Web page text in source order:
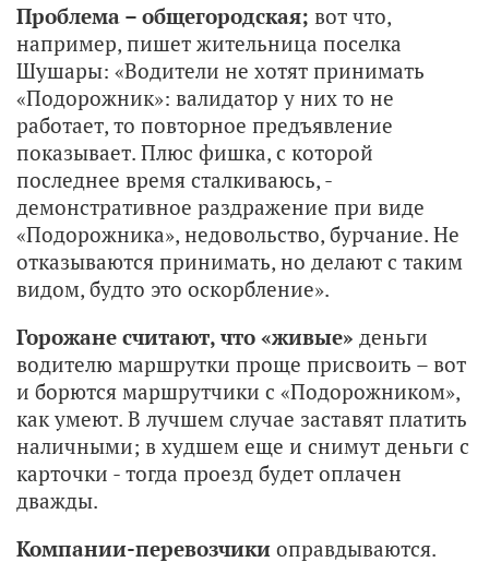
Проблема – общегородская; вот что,
например, пишет жительница поселка
Шушары: «Водители не хотят принимать
«Подорожник»: валидатор у них то не
работает, то повторное предъявление
показывает. Плюс фишка, с которой
последнее время сталкиваюсь, -
демонстративное раздражение при виде
«Подорожника», недовольство, бурчание. Не
отказываются принимать, но делают с таким
видом, будто это оскорбление».
Горожане считают, что «живые» деньги
водителю маршрутки проще присвоить – вот
и борются маршрутчики с «Подорожником»,
как умеют. В лучшем случае заставят платить
наличными; в худшем еще и снимут деньги с
карточки - тогда проезд будет оплачен
дважды.
Компании-перевозчики оправдываются.